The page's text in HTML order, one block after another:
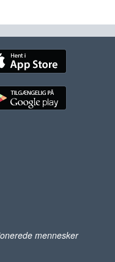
mennesker